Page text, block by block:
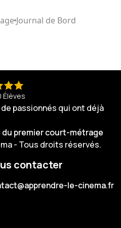
Journal de Bord
Élèves
passionnés qui ont déjà
du premier court-métrage
du premier court-métrage
- Tous droits réservés.
contacter
le-cinema.fr
le-cinema.fr